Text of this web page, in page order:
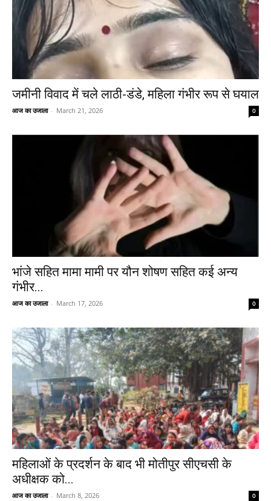
जमीनी विवाद में चले लाठी-डंडे, महिला गंभीर रूप से घयाल
आज का उजाला - March 21, 2026 0
भांजे सहित मामा मामी पर यौन शोषण सहित कई अन्य
गंभीर...
आज का उजाला - March 17, 2026 0
महिलाओं के प्रदर्शन के बाद भी मोतीपुर सीएचसी के
अधीक्षक को...
आज का उजाला - March 8, 2026 0